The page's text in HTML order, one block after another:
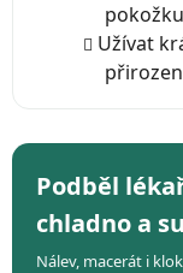
Užívat
Podběl
chladno a
Nálev, macerát i